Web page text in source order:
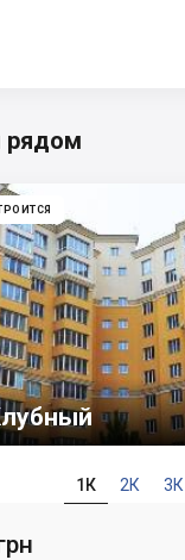
рядом
1К 2К 3К